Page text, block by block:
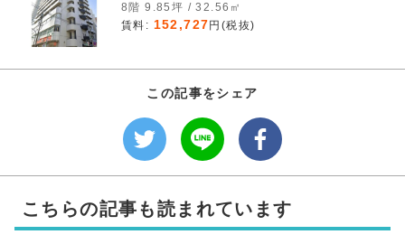
8階 9.85坪 / 32.56㎡
賃料: 152,727 円(税抜)
この記事をシェア
こちらの記事も読まれています